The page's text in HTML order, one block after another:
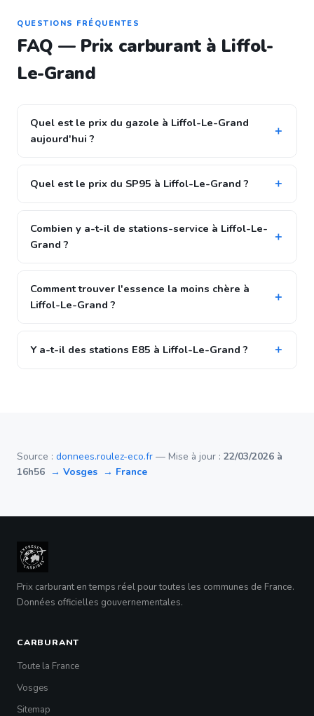
QUESTIONS FRÉQUENTES
FAQ — Prix carburant à Liffol-
Le-Grand
Quel est le prix du gazole à Liffol-Le-Grand
aujourd'hui ?
Quel est le prix du SP95 à Liffol-Le-Grand ?
Combien y a-t-il de stations-service à Liffol-Le-
Grand ?
Comment trouver l'essence la moins chère à
Liffol-Le-Grand ?
Y a-t-il des stations E85 à Liffol-Le-Grand ?
Source : donnees.roulez-eco.fr — Mise à jour : 22/03/2026 à
16h56 → Vosges → France
Prix carburant en temps réel pour toutes les communes de France.
Données officielles gouvernementales.
CARBURANT
Toute la France
Vosges
Sitemap